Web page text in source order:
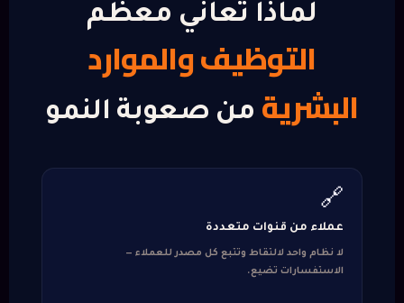
لماذا تعاني معظم
التوظيف والموارد
البشرية من صعوبة النمو
🔗
عملاء من قنوات متعددة
لا نظام واحد لالتقاط وتتبع كل مصدر للعملاء —
الاستفسارات تضيع.